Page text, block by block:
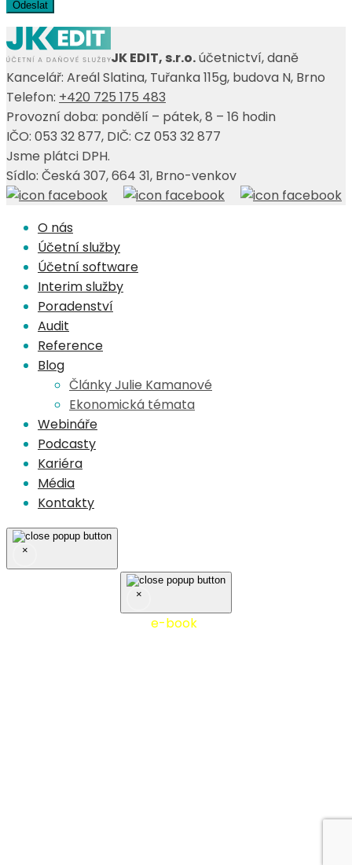
Odeslat
JK EDIT, s.r.o.účetnictví, daně
Kancelář: Areál Slatina, Tuřanka 115g, budova N, Brno
Telefon: +420 725 175 483
Provozní doba: pondělí – pátek, 8 – 16 hodin
IČO: 053 32 877, DIČ: CZ 053 32 877
Jsme plátci DPH.
Sídlo: Česká 307, 664 31, Brno-venkov
O nás
Účetní služby
Účetní software
Interim služby
Poradenství
Audit
Reference
Blog
Články Julie Kamanové
Ekonomická témata
Webináře
Podcasty
Kariéra
Média
Kontakty
×
×
e-book